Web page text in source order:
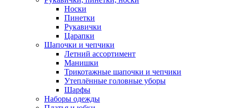
Носки
Пинетки
Рукавички
Царапки
Шапочки и чепчики
Летний ассортимент
Манишки
Трикотажные шапочки и чепчики
Утеплённые головные уборы
Шарфы
Наборы одежды